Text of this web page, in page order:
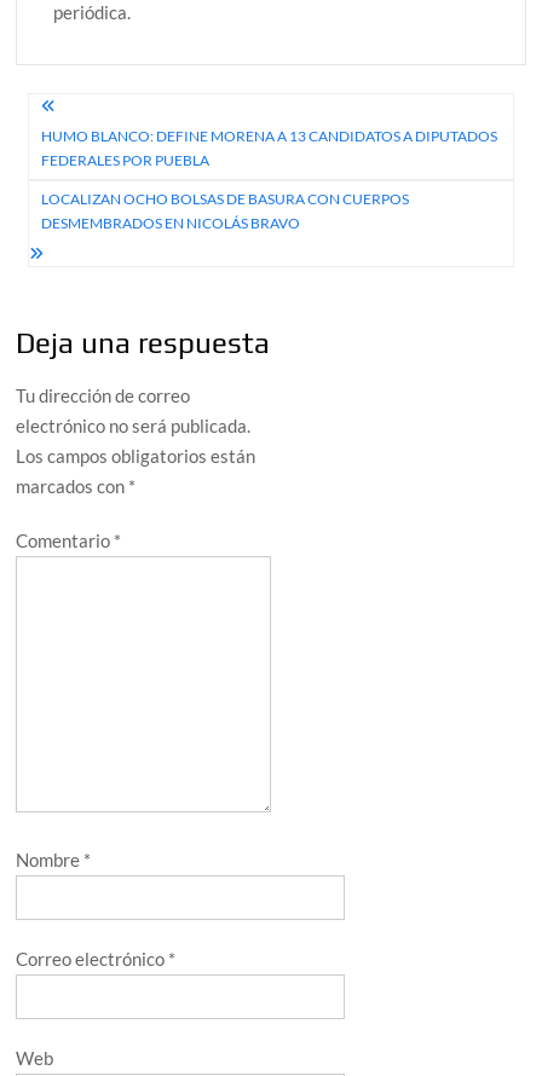
periódica.
Navegación
de
entradas
HUMO BLANCO: DEFINE MORENA A 13 CANDIDATOS A DIPUTADOS
FEDERALES POR PUEBLA
LOCALIZAN OCHO BOLSAS DE BASURA CON CUERPOS
DESMEMBRADOS EN NICOLÁS BRAVO
Deja una respuesta
Tu dirección de correo
electrónico no será publicada.
Los campos obligatorios están
marcados con *
Comentario *
Nombre *
Correo electrónico *
Web